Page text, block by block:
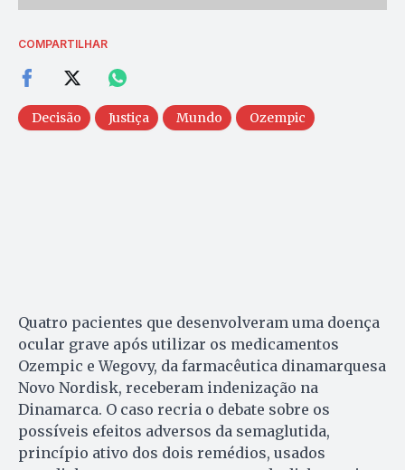
COMPARTILHAR
Decisão Justiça Mundo Ozempic
Quatro pacientes que desenvolveram uma doença
ocular grave após utilizar os medicamentos
Ozempic e Wegovy, da farmacêutica dinamarquesa
Novo Nordisk, receberam indenização na
Dinamarca. O caso recria o debate sobre os
possíveis efeitos adversos da semaglutida,
princípio ativo dos dois remédios, usados